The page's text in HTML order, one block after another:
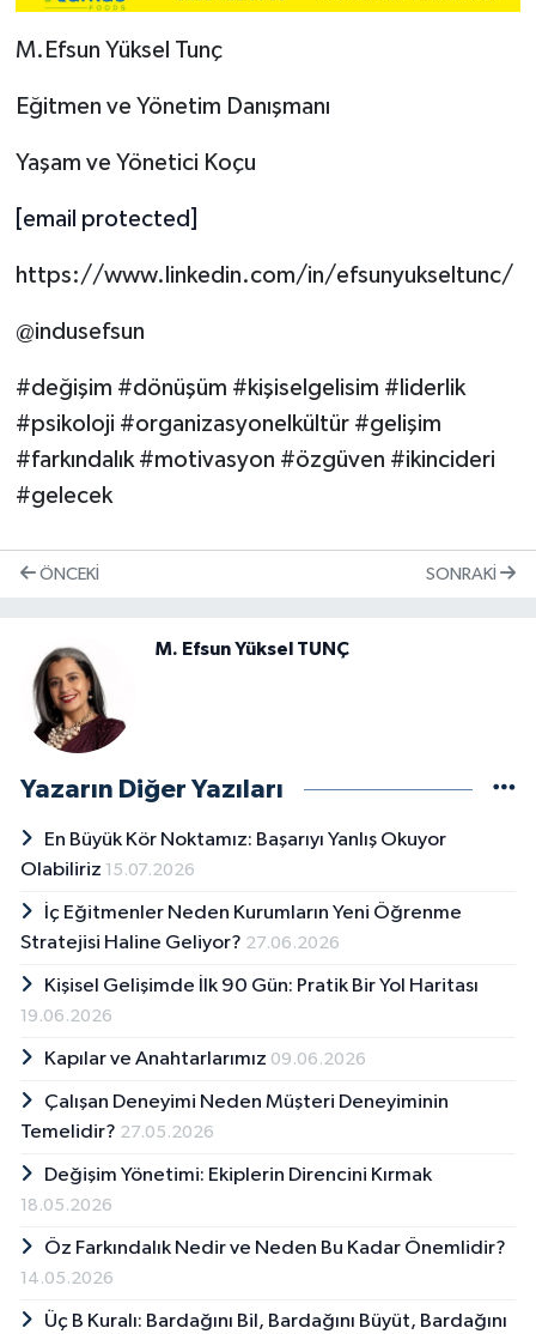
M.Efsun Yüksel Tunç
Eğitmen ve Yönetim Danışmanı
Yaşam ve Yönetici Koçu
[email protected]
https://www.linkedin.com/in/efsunyukseltunc/
@indusefsun
#değişim #dönüşüm #kişiselgelisim #liderlik
#psikoloji #organizasyonelkültür #gelişim
#farkındalık #motivasyon #özgüven #ikincideri
#gelecek
ÖNCEKI SONRAKI
M. Efsun Yüksel TUNÇ
Yazarın Diğer Yazıları
En Büyük Kör Noktamız: Başarıyı Yanlış Okuyor
Olabiliriz 15.07.2026
İç Eğitmenler Neden Kurumların Yeni Öğrenme
Stratejisi Haline Geliyor? 27.06.2026
Kişisel Gelişimde İlk 90 Gün: Pratik Bir Yol Haritası
19.06.2026
Kapılar ve Anahtarlarımız 09.06.2026
Çalışan Deneyimi Neden Müşteri Deneyiminin
Temelidir? 27.05.2026
Değişim Yönetimi: Ekiplerin Direncini Kırmak
18.05.2026
Öz Farkındalık Nedir ve Neden Bu Kadar Önemlidir?
14.05.2026
Üç B Kuralı: Bardağını Bil, Bardağını Büyüt, Bardağını